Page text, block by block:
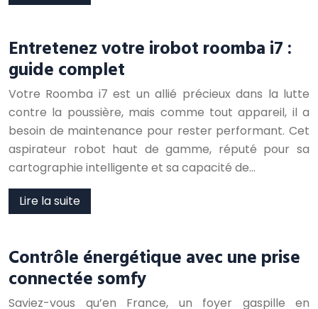
Entretenez votre irobot roomba i7 :
guide complet
Votre Roomba i7 est un allié précieux dans la lutte
contre la poussière, mais comme tout appareil, il a
besoin de maintenance pour rester performant. Cet
aspirateur robot haut de gamme, réputé pour sa
cartographie intelligente et sa capacité de…
Lire la suite
Contrôle énergétique avec une prise
connectée somfy
Saviez-vous qu’en France, un foyer gaspille en